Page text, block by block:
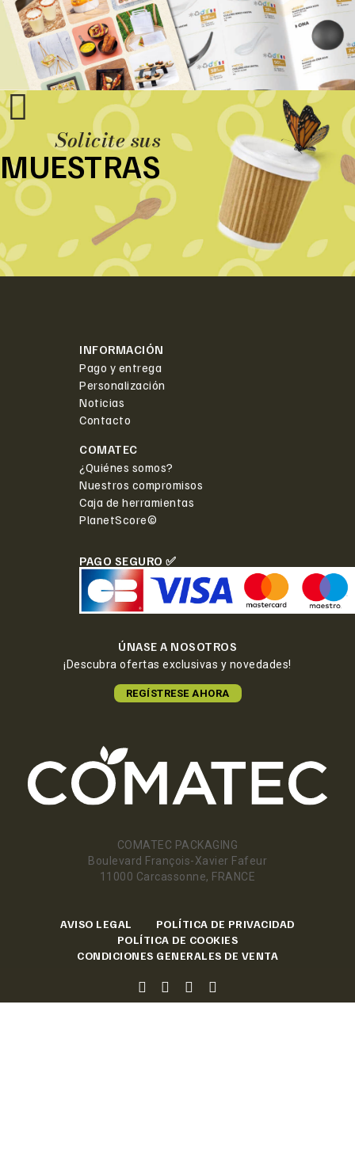
Solicite sus
MUESTRAS
INFORMACIÓN
Pago y entrega
Personalización
Noticias
Contacto
COMATEC
¿Quiénes somos?
Nuestros compromisos
Caja de herramientas
PlanetScore©
PAGO SEGURO ✅
ÚNASE A NOSOTROS
¡Descubra ofertas exclusivas y novedades!
REGÍSTRESE AHORA
COMATEC PACKAGING
Boulevard François-Xavier Fafeur
11000 Carcassonne, FRANCE
AVISO LEGAL
POLÍTICA DE PRIVACIDAD
POLÍTICA DE COOKIES
CONDICIONES GENERALES DE VENTA